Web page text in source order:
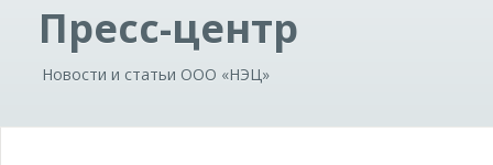
Пресс-центр
Новости и статьи ООО «НЭЦ»